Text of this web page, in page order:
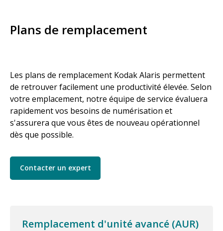
Plans de remplacement
Les plans de remplacement Kodak Alaris permettent
de retrouver facilement une productivité élevée. Selon
votre emplacement, notre équipe de service évaluera
rapidement vos besoins de numérisation et
s'assurera que vous êtes de nouveau opérationnel
dès que possible.
Contacter un expert
Remplacement d'unité avancé (AUR)